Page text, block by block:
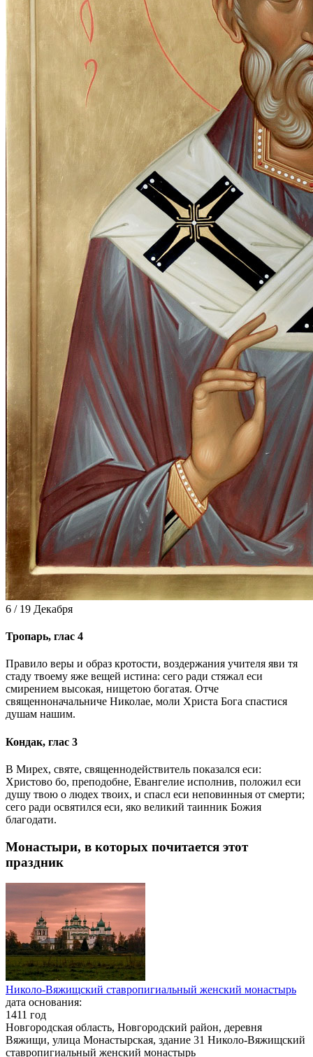
6 / 19 Декабря
Тропарь, глас 4
Правило веры и образ кротости, воздержания учителя яви тя
стаду твоему яже вещей истина: сего ради стяжал еси
смирением высокая, нищетою богатая. Отче
священноначальниче Николае, моли Христа Бога спастися
душам нашим.
Кондак, глас 3
В Мирех, святе, священнодействитель показался еси:
Христово бо, преподобне, Евангелие исполнив, положил еси
душу твою о людех твоих, и спасл еси неповинныя от смерти;
сего ради освятился еси, яко великий таинник Божия
благодати.
Монастыри, в которых почитается этот
праздник
Николо-Вяжищский ставропигиальный женский монастырь
дата основания:
1411 год
Новгородская область, Новгородский район, деревня
Вяжищи, улица Монастырская, здание 31 Николо-Вяжищский
ставропигиальный женский монастырь